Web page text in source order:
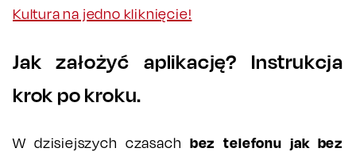
Kultura na jedno kliknięcie!
Jak założyć aplikację? Instrukcja
krok po kroku.
W dzisiejszych czasach bez telefonu jak bez